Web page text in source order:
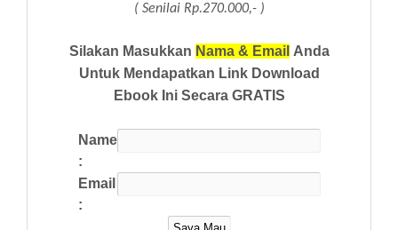
( Senilai Rp.270.000,- )
Silakan Masukkan Nama & Email Anda
Untuk Mendapatkan Link Download
Ebook Ini Secara GRATIS
Name
:
Email
: